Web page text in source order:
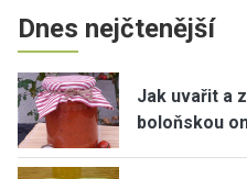
Dnes nejčtenější
Jak uvařit a
boloňskou